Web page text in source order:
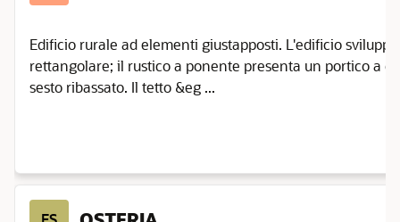
Edificio rurale ad elementi giustapposti. L'edificio
rettangolare; il rustico a ponente presenta un portico a
sesto ribassato. Il tetto &eg ...